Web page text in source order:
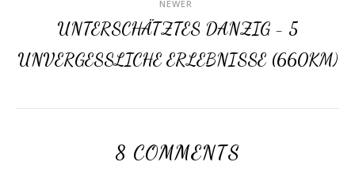
NEWER
UNTERSCHÄTZTES DANZIG - 5
UNVERGESSLICHE ERLEBNISSE (660KM)
8 COMMENTS